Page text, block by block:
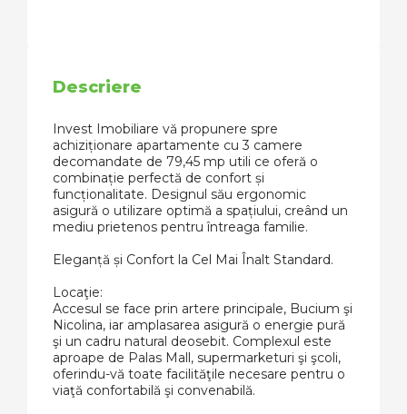
Descriere
Invest Imobiliare vă propunere spre
achiziționare apartamente cu 3 camere
decomandate de 79,45 mp utili ce oferă o
combinație perfectă de confort și
funcționalitate. Designul său ergonomic
asigură o utilizare optimă a spațiului, creând un
mediu prietenos pentru întreaga familie.
Eleganță și Confort la Cel Mai Înalt Standard.
Locaţie:
Accesul se face prin artere principale, Bucium şi
Nicolina, iar amplasarea asigură o energie pură
şi un cadru natural deosebit. Complexul este
aproape de Palas Mall, supermarketuri şi şcoli,
oferindu-vă toate facilităţile necesare pentru o
viaţă confortabilă şi convenabilă.